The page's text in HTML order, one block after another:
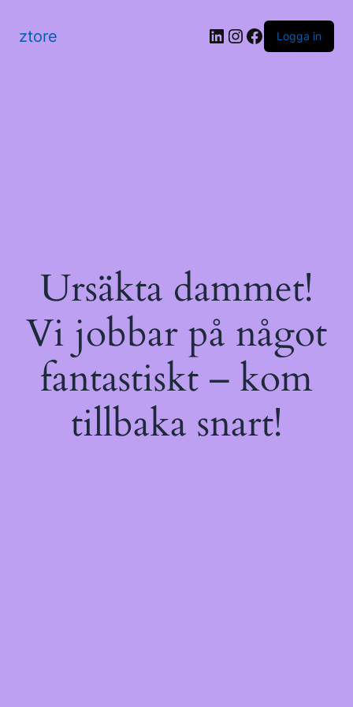
ztore LinkedIn
Instagram
Facebook
Logga in
Ursäkta dammet!
Vi jobbar på något
fantastiskt – kom
tillbaka snart!